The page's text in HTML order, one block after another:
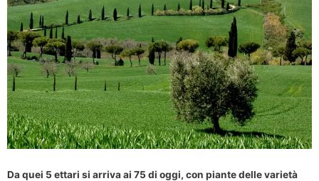
Da quei 5 ettari si arriva ai 75 di oggi, con piante delle varietà